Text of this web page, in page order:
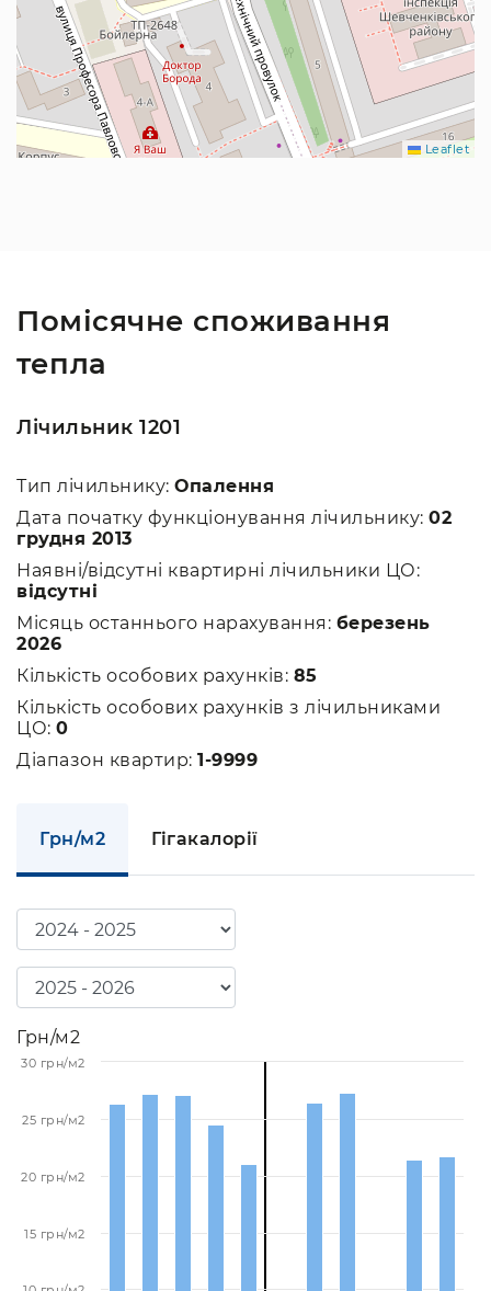
Leaflet
Помісячне споживання
тепла
Лічильник 1201
Тип лічильнику: Опалення
Дата початку функціонування лічильнику: 02
грудня 2013
Наявні/відсутні квартирні лічильники ЦО:
відсутні
Місяць останнього нарахування: березень
2026
Кількість особових рахунків: 85
Кількість особових рахунків з лічильниками
ЦО: 0
Діапазон квартир: 1-9999
Грн/м2 Гігакалорії
Грн/м2
15 грн/м2
20 грн/м2
25 грн/м2
30 грн/м2